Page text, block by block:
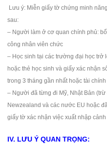
Lưu ý: Miễn giấy tờ chứng minh
sau:
– Người làm ở cơ quan chính phủ:
công nhân viên chức
– Học sinh tại các trường đại học trở
hoặc thẻ học sinh và giấy xác nhận
trong 3 tháng gần nhất hoặc tài
– Người đã từng đi Mỹ, Nhật Bản
Newzealand và các nước EU hoặc
giấy tờ xác nhận việc xuất nhập
IV. LƯU Ý QUAN TRỌNG: